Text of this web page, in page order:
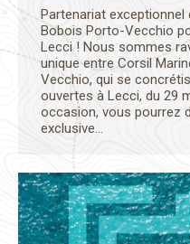
Partenariat exceptionnel
Bobois Porto-Vecchio
Lecci ! Nous sommes
unique entre Corsil
Vecchio, qui se
ouvertes à Lecci, du 29
occasion, vous pourrez
exclusive…